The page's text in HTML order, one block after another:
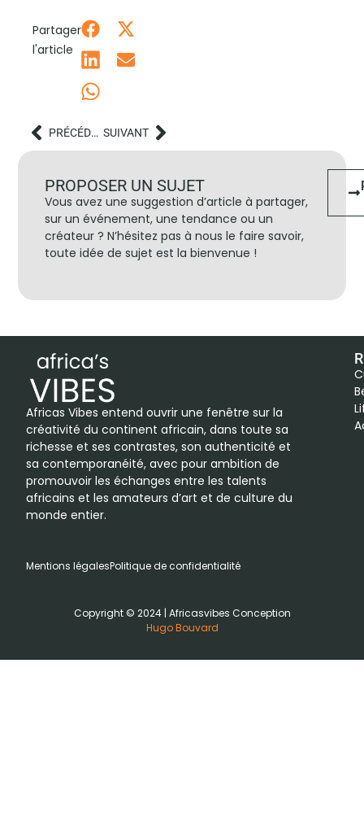
Partager
l'article
PRÉCÉDENT SUIVANT
PROPOSER UN SUJET
Vous avez une suggestion d’article à partager,
sur un événement, une tendance ou un
créateur ? N’hésitez pas à nous le faire savoir,
toute idée de sujet est la bienvenue !
Africas Vibes entend ouvrir une fenêtre sur la
créativité du continent africain, dans toute sa
richesse et ses contrastes, son authenticité et
sa contemporanéité, avec pour ambition de
promouvoir les échanges entre les talents
africains et les amateurs d’art et de culture du
monde entier.
Mentions légalesPolitique de confidentialité
Copyright © 2024 | Africasvibes Conception
Hugo Bouvard